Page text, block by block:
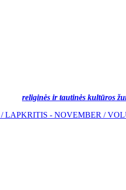
religinės ir tautinės kultūros
/ LAPKRITIS - NOVEMBER /